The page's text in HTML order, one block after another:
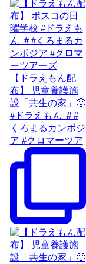
【ドラえもん配
布】 児童養護施
設「共生の家」🙂
#ドラえもん ＃#
くろまるカンボジ
ア #クロマーツア